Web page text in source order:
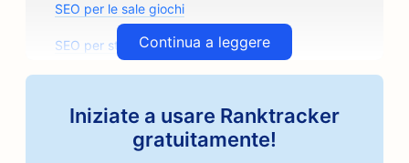
SEO per le sale giochi
SEO per studi di architettura
SEO per i negozi di ricambi auto
SEO per le officine di riparazione auto
Continua a leggere
Iniziate a usare Ranktracker
gratuitamente!